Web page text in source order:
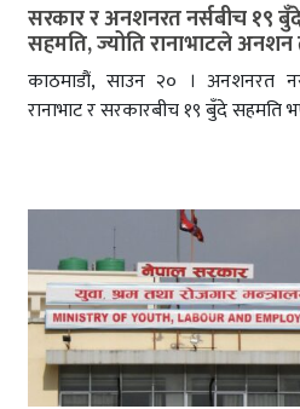
सरकार र अनशनरत नर्सबीच १९
सहमति, ज्योति रानाभाटले अनशन
काठमाडौं, साउन २० । अनशनरत
रानाभाट र सरकारबीच १९ बुँदे सहमति